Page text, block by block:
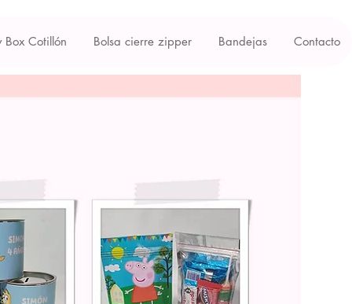
Box Cotillón Bolsa cierre zipper Bandejas Contacto